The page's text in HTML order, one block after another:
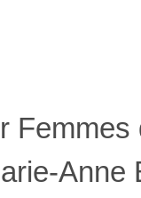
Femmes
Anne